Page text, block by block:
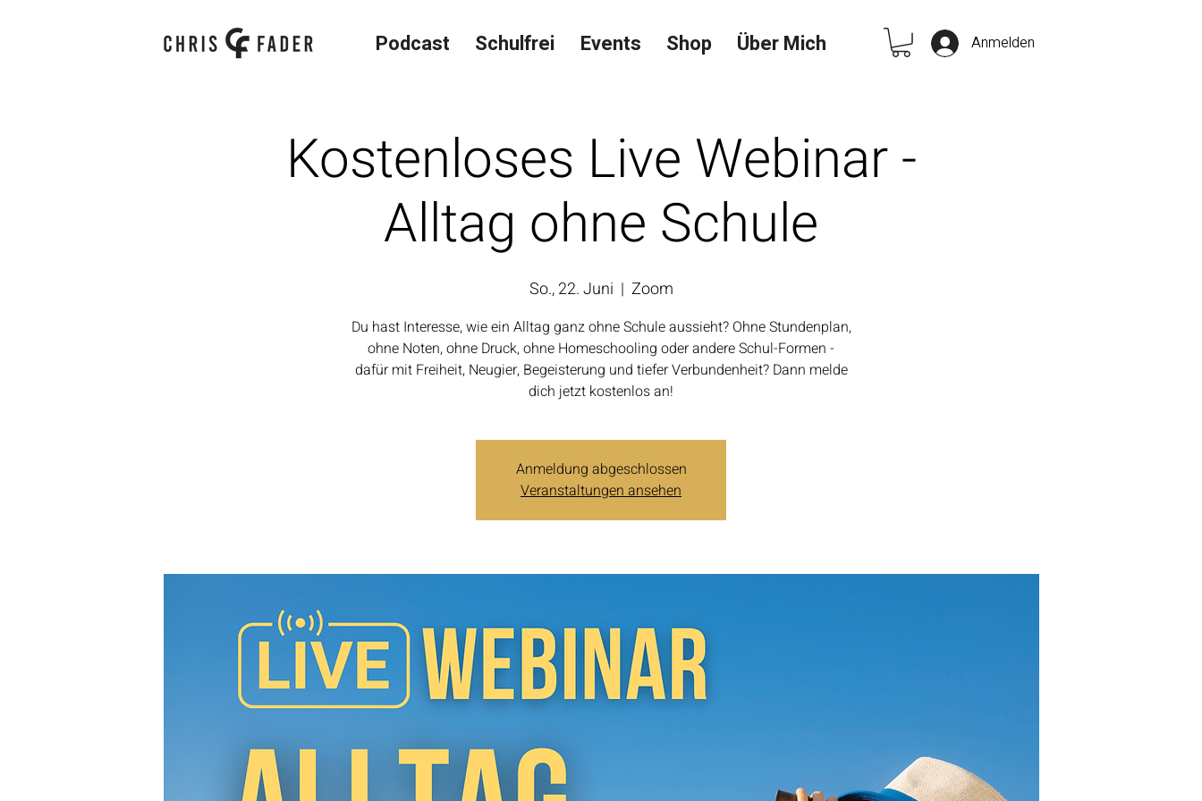
Podcast Schulfrei Events Shop Über Mich Anmelden
Kostenloses Live Webinar -
Alltag ohne Schule
So., 22. Juni
  |
Zoom
Du hast Interesse, wie ein Alltag ganz ohne Schule aussieht? Ohne Stundenplan,
ohne Noten, ohne Druck, ohne Homeschooling oder andere Schul-Formen -
dafür mit Freiheit, Neugier, Begeisterung und tiefer Verbundenheit? Dann melde
dich jetzt kostenlos an!
Anmeldung abgeschlossen
Veranstaltungen ansehen